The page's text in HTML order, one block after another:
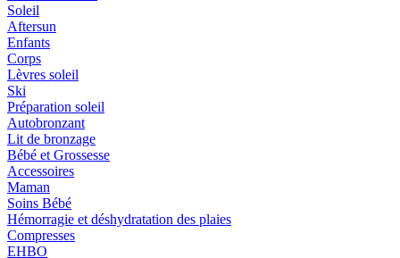
Soleil
Aftersun
Enfants
Corps
Lèvres soleil
Ski
Préparation soleil
Autobronzant
Lit de bronzage
Bébé et Grossesse
Accessoires
Maman
Soins Bébé
Hémorragie et déshydratation des plaies
Compresses
EHBO